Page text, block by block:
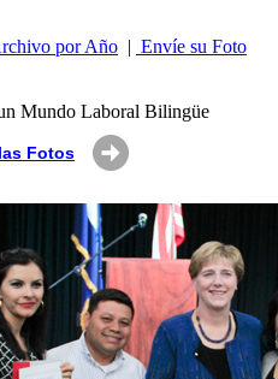
por Año | Envíe su Foto
Mundo Laboral Bilingüe
Fotos